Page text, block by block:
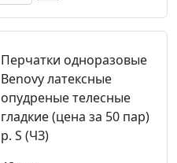
Перчатки одноразовые
Benovy латексные
опудреные телесные
гладкие (цена за 50 пар)
р. S (ЧЗ)